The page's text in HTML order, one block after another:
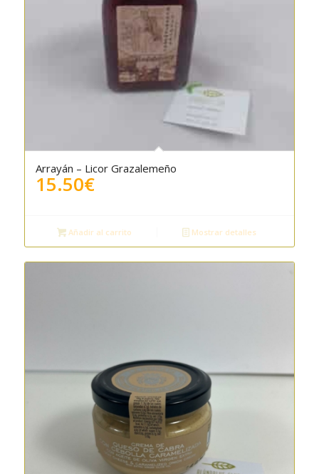
Arrayán – Licor Grazalemeño
15.50€
Añadir al carrito Mostrar detalles